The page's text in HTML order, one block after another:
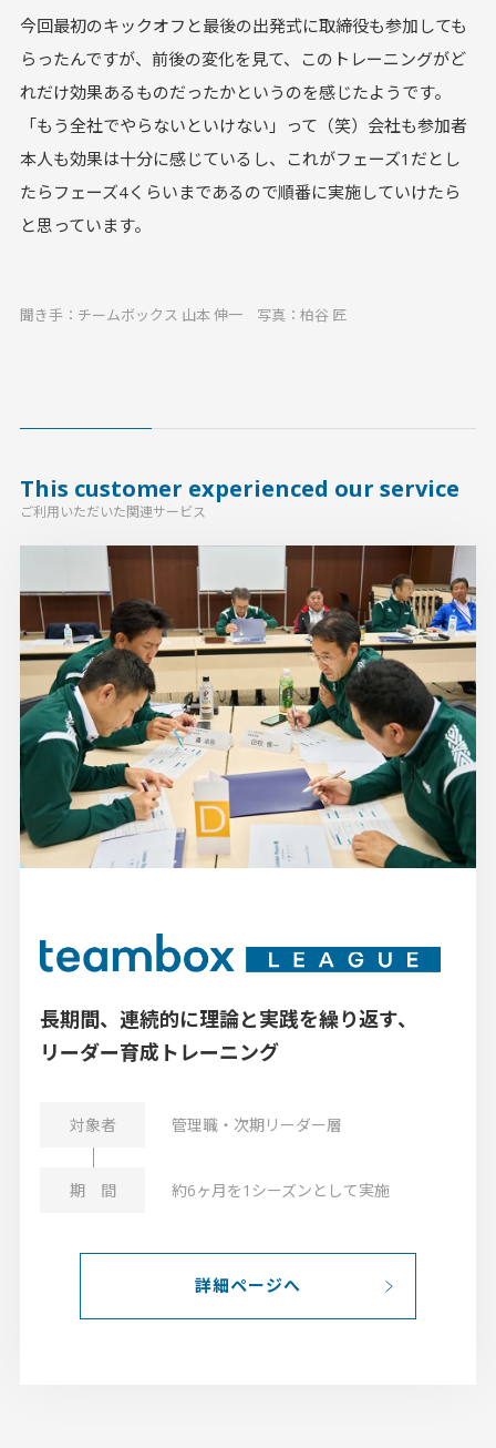
今回最初のキックオフと最後の出発式に取締役も参加しても
らったんですが、前後の変化を見て、このトレーニングがど
れだけ効果あるものだったかというのを感じたようです。
「もう全社でやらないといけない」って（笑）会社も参加者
本人も効果は十分に感じているし、これがフェーズ1だとし
たらフェーズ4くらいまであるので順番に実施していけたら
と思っています。
聞き手：チームボックス 山本 伸一 写真：柏谷 匠
This customer experienced our service
ご利用いただいた関連サービス
長期間、連続的に理論と実践を繰り返す、
リーダー育成トレーニング
管理職・次期リーダー層
約6ヶ月を1シーズンとして実施
詳細ページへ